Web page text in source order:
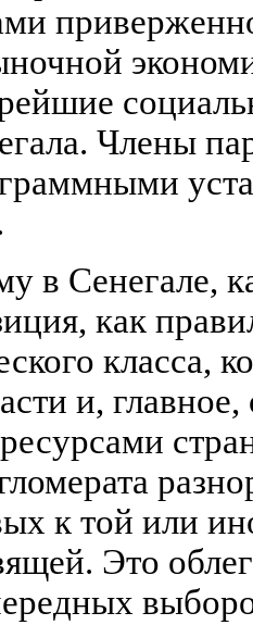
Члены
в Сенегале,
как
класса,
и,
к той или
Это